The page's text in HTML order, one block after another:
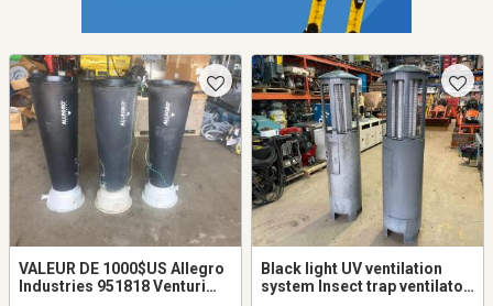
VALEUR DE 1000$US Allegro
Industries 951818 Venturi
Black light UV ventilation
system Insect trap ventilator